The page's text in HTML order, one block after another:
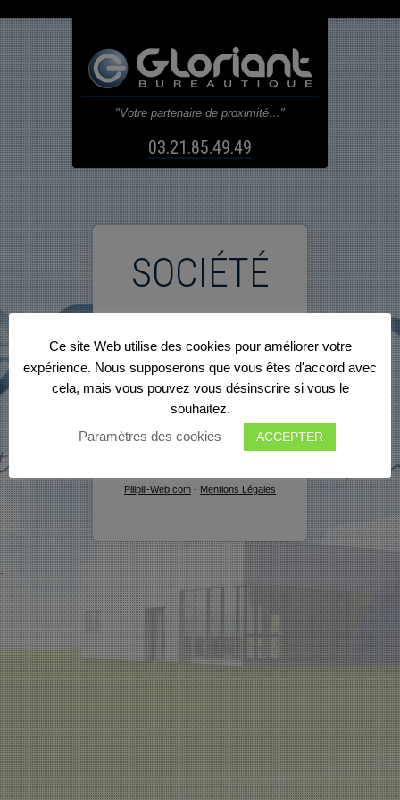
"Votre partenaire de proximité…"
03.21.85.49.49
SOCIÉTÉ
Pilipili-Web.com - Mentions Légales
Ce site Web utilise des cookies pour améliorer votre
expérience. Nous supposerons que vous êtes d'accord avec
cela, mais vous pouvez vous désinscrire si vous le
souhaitez.
Paramètres des cookies
ACCEPTER
.